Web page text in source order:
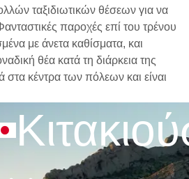
ταξιδιωτικών θέσεων για να
παροχές επί του τρένου
με άνετα καθίσματα, και
θέα κατά τη διάρκεια της
στα κέντρα των πόλεων και είναι